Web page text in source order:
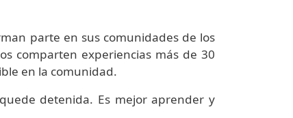
parte en sus comunidades de los
comparten experiencias más de 30
en la comunidad.
detenida. Es mejor aprender y